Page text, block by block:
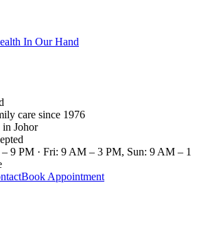
In Our Hand
care since 1976
in Johor
9 PM · Fri: 9 AM – 3 PM, Sun: 9 AM – 1
Book Appointment